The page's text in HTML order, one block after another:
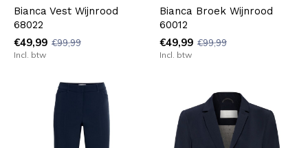
Bianca Vest Wijnrood
68022
€49,99 €99,99
Incl. btw
Bianca Broek Wijnrood
60012
€49,99 €99,99
Incl. btw